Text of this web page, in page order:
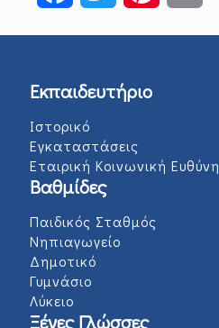
Εκπαιδευτήριο
Ιστορικό
Εγκαταστάσεις
Εταιρική Κοινωνική Ευθύνη
Βαθμίδες
Παιδικός Σταθμός
Νηπιαγωγείο
Δημοτικό
Γυμνάσιο
Λύκειο
Ξένες Γλώσσες